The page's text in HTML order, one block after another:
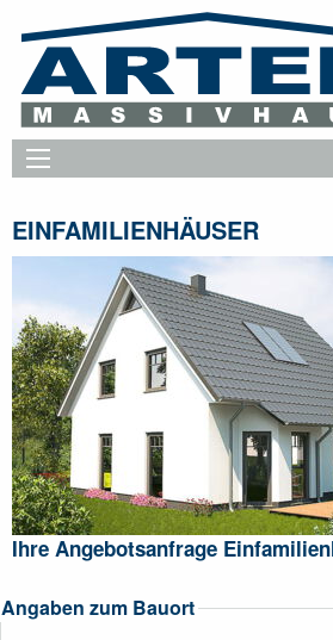
EINFAMILIENHÄUSER
Ihre Angebotsanfrage
Angaben zum Bauort